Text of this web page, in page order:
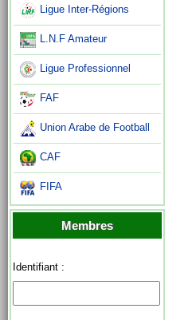
Ligue Inter-Régions
L.N.F Amateur
Ligue Professionnel
FAF
Union Arabe de Football
CAF
FIFA
Membres
Identifiant :